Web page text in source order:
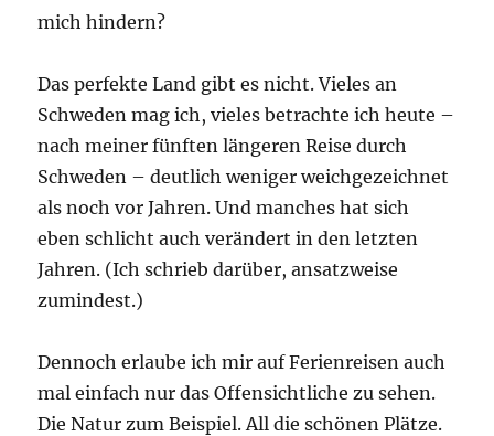
mich hindern?
Das perfekte Land gibt es nicht. Vieles an
Schweden mag ich, vieles betrachte ich heute –
nach meiner fünften längeren Reise durch
Schweden – deutlich weniger weichgezeichnet
als noch vor Jahren. Und manches hat sich
eben schlicht auch verändert in den letzten
Jahren. (Ich schrieb darüber, ansatzweise
zumindest.)
Dennoch erlaube ich mir auf Ferienreisen auch
mal einfach nur das Offensichtliche zu sehen.
Die Natur zum Beispiel. All die schönen Plätze.